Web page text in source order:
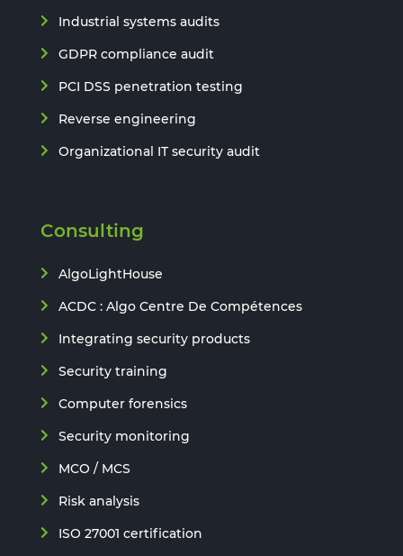
Industrial systems audits
GDPR compliance audit
PCI DSS penetration testing
Reverse engineering
Organizational IT security audit
Consulting
AlgoLightHouse
ACDC : Algo Centre De Compétences
Integrating security products
Security training
Computer forensics
Security monitoring
MCO / MCS
Risk analysis
ISO 27001 certification